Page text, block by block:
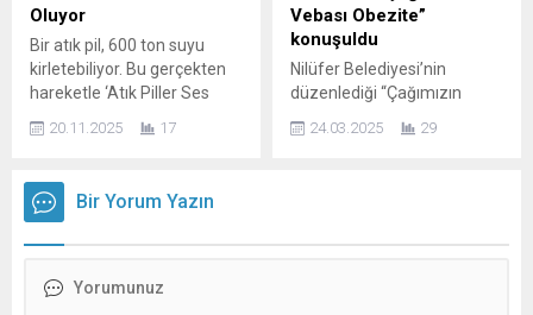
daha parlak ve beyaz
görünmesini sağlayan
popüler bir diş tedavi
işlemidir. Doç.Dr.İlhan Metin
Dağsuyu, diş beyazlatma...
daha büyük...
Oluyor
Bir atık pil, 600 ton suyu
kirletebiliyor. Bu gerçekten
hareketle ‘Atık Piller Ses
geçiren Enis Özgünay,
destekleriyle işitme
engellilere fayda sağlayacak
içerdikleri kurşun, cıva ve
20.11.2025 17
Vebası Obezite”
konuşuldu
Nilüfer Belediyesi’nin
düzenlediği “Çağımızın
söyleşide, uzman isimler
24.03.2025 29
Bir Yorum Yazın